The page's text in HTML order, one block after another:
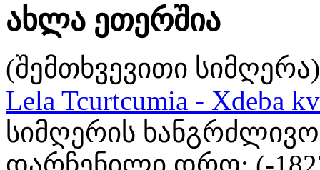
ახლა ეთერშია
(შემთხვევითი სიმღერა)
Lela Tcurtcumia - Xdeba
სიმღერის